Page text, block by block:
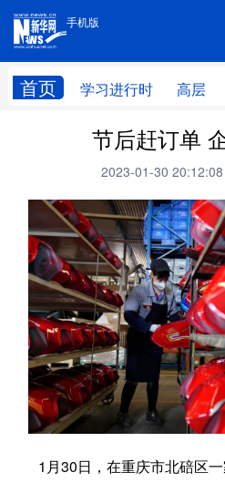
手机版
首页 学习进行时 高层
手机版
网站
高层
财经
台湾 思客智库
科技 科创
文化 书画
访谈 视频
法律 中央文件
食品 人居
节后赶订单
2023-01-30 20:12:08
1月30日，在重庆市北碚区一